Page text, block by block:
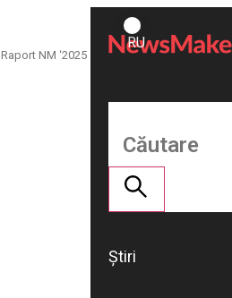
Raport NM ‘2025
ROMÂNĂ
RU
Susține
NM
Știri